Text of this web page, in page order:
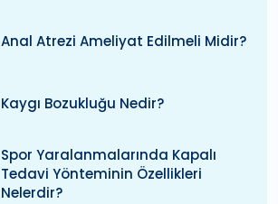
Anal Atrezi Ameliyat Edilmeli Midir?
Kaygı Bozukluğu Nedir?
Spor Yaralanmalarında Kapalı
Tedavi Yönteminin Özellikleri
Nelerdir?